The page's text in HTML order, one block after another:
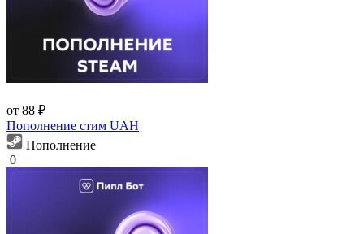
от 88 ₽
Пополнение стим UAH
Пополнение
0